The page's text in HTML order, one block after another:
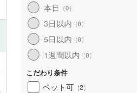
本日 （0）
3日以内 （0）
5日以内 （0）
1週間以内 （0）
こだわり条件
ペット可 （2）